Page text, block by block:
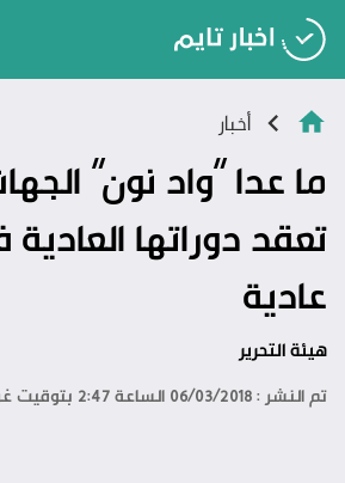
أخبار
ما عدا “واد نون”
تعقد دوراتها
عادية
هيئة التحرير
تم النشر : 06/03/2018 الساعة 2:47 بتوقيت غرينتش